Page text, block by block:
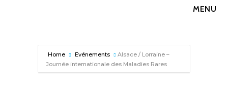
MENU
Home Evénements
Alsace / Lorraine –
Journée internationale des Maladies Rares